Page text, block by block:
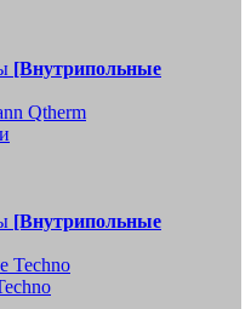
[Внутрипольные
Qtherm
[Внутрипольные
Techno